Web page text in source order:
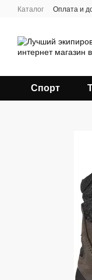
Перейти к
Каталог Оплата и
Спорт